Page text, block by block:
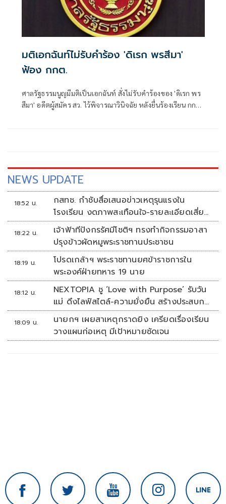
มติเอกฉันท์ไม่รับคำร้อง 'ดิเรก พรสีมา'
ฟ้อง กกต.
ศาลรัฐธรรมนูญมีมติเป็นเอกฉันท์ สั่งไม่รับคำร้องของ 'ดิเรก พร
สีมา' อดีตผู้สมัคร สว. ไว้พิจารณาวินิจฉัย หลังยื่นร้องเรียน กกต.
NEWS UPDATE
18:52 น.
กสทช. กำชับสื่อเสนอข่าวเหตุรุนแรงใน
โรงเรียน งดภาพสะเทือนใจ-รายละเอียดเสี่ยง
เลียนแบบ
18:22 น.
เจ้าฟ้าทีปังกรรัศมีโชติฯ ทรงทำกิจกรรมอาสา
ปรุงข้าวผัดหมูพระราชทานประชาชน
18:19 น.
โปรดเกล้าฯ พระราชทานยศข้าราชการใน
พระองค์ฝ่ายทหาร 19 นาย
18:12 น.
NEXTOPIA ชู ‘Love with Purpose’ รับวัน
แม่ ดึงไลฟ์สไตล์-ความยั่งยืน สร้างประสบกา
รณ์ช้อปปิงมีความหมาย
18:09 น.
นายกฯ เผยสาเหตุกราดยิง เครียดเรื่องเรียน
วางแผนก่อเหตุ มีเป้าหมายชัดเจน